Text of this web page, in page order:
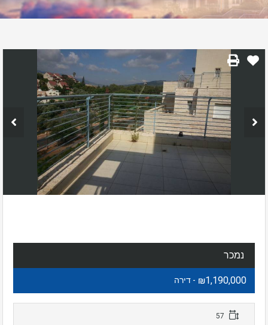
נמכר
₪1,190,000 - דירה